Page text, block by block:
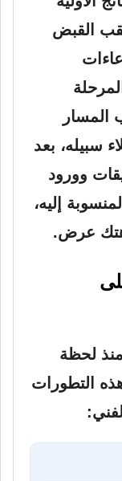
القبض
المسار
سبيله، بعد
وورود
إليه،
هتك عرض.
لحظة
التطورات